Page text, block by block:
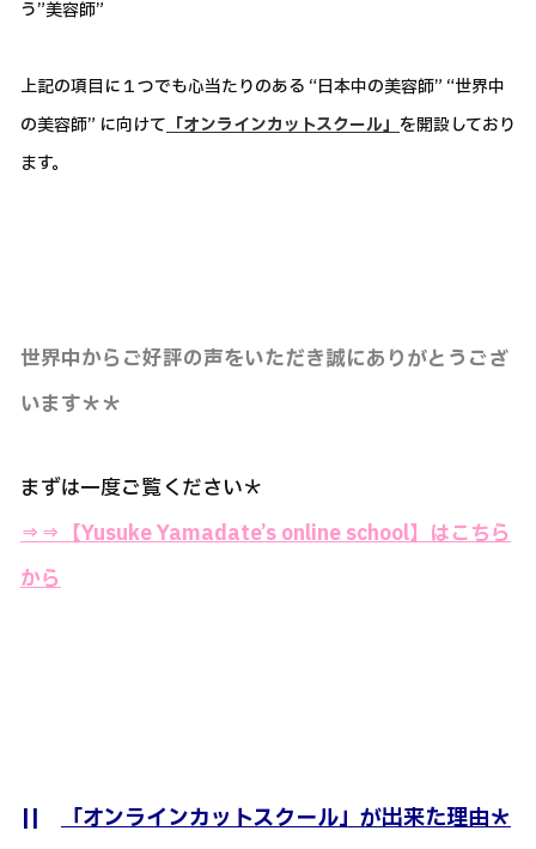
う”美容師”
上記の項目に１つでも心当たりのある “日本中の美容師” “世界中
の美容師” に向けて 「オンラインカットスクール」 を開設しており
ます。
世界中からご好評の声をいただき誠にありがとうござ
います＊＊
まずは一度ご覧ください＊
⇒⇒【Yusuke Yamadate’s online school】はこちら
から
|| 「オンラインカットスクール」が出来た理由＊